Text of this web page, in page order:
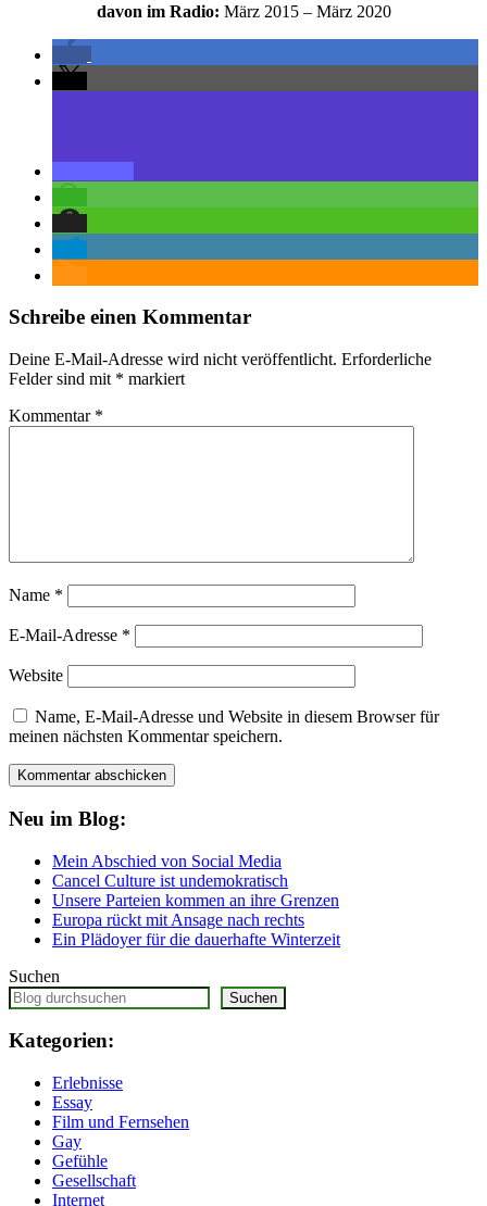
davon im Radio: März 2015 – März 2020
Schreibe einen Kommentar
Deine E-Mail-Adresse wird nicht veröffentlicht. Erforderliche
Felder sind mit * markiert
Kommentar *
Name *
E-Mail-Adresse *
Website
Name, E-Mail-Adresse und Website in diesem Browser für
meinen nächsten Kommentar speichern.
Neu im Blog:
Mein Abschied von Social Media
Cancel Culture ist undemokratisch
Unsere Parteien kommen an ihre Grenzen
Europa rückt mit Ansage nach rechts
Ein Plädoyer für die dauerhafte Winterzeit
Suchen
Suchen
Kategorien:
Erlebnisse
Essay
Film und Fernsehen
Gay
Gefühle
Gesellschaft
Internet